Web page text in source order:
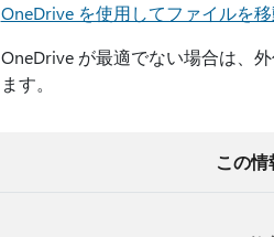
OneDrive を使用してファイルを
OneDrive が最適でない場合は、
ます。
この